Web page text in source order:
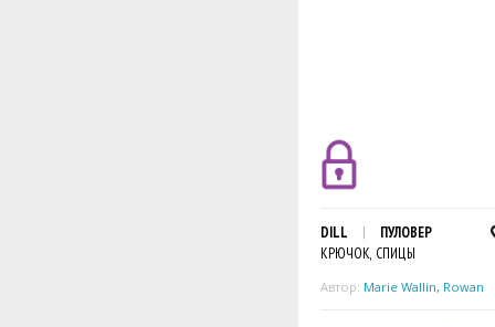
DILL
ПУЛОВЕР
КРЮЧОК, СПИЦЫ
Автор: Marie Wallin, Rowan